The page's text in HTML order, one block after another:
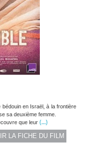
en Israël, à la frontière
sa deuxième femme.
que leur (...)
LA FICHE DU FILM